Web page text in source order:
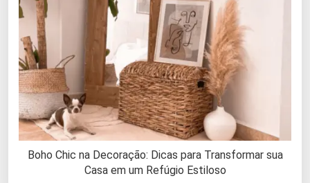
Boho Chic na Decoração: Dicas para Transformar sua
Casa em um Refúgio Estiloso